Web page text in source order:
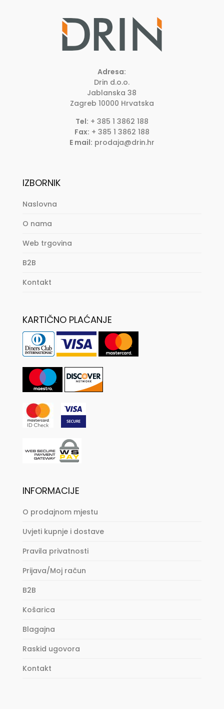
Adresa:
Drin d.o.o.
Jablanska 38
Zagreb 10000 Hrvatska
Tel: + 385 1 3862 188
Fax: + 385 1 3862 188
E mail: prodaja@drin.hr
IZBORNIK
Naslovna
O nama
Web trgovina
B2B
Kontakt
KARTIČNO PLAĆANJE
INFORMACIJE
O prodajnom mjestu
Uvjeti kupnje i dostave
Pravila privatnosti
Prijava/Moj račun
B2B
Košarica
Blagajna
Raskid ugovora
Kontakt